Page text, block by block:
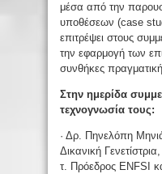
μέσα από την
υποθέσεων (case
επιτρέψει στους
την εφαρμογή των
συνθήκες
Στην ημερίδα
τεχνογνωσία τους:
· Δρ. Πηνελόπη
Δικανική
τ. Πρόεδρος ENFSI